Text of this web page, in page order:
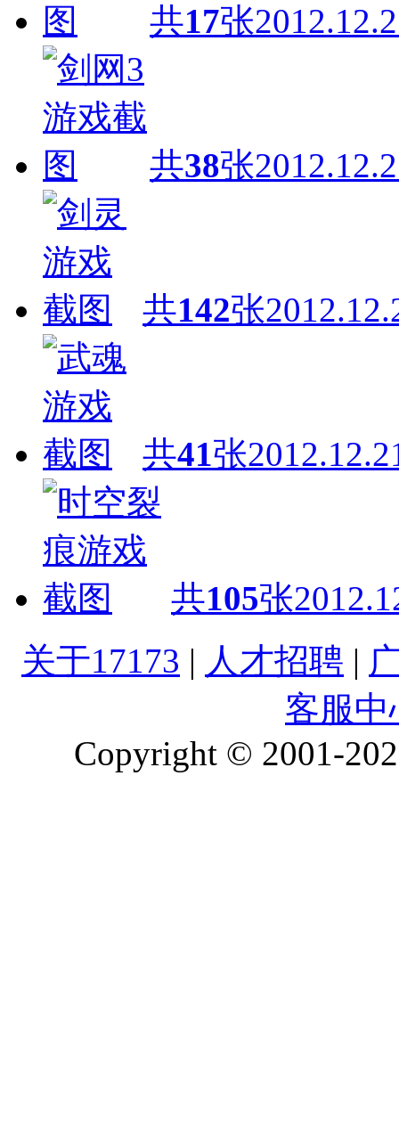
共17张
共38张
共142张
共41张
共105张
关于17173 | 人才招聘 |
客服中
Copyright © 2001-